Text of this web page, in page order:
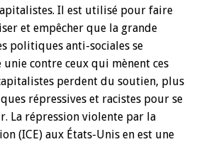
Il est utilisé pour faire
et empêcher que la grande
politiques anti-sociales se
contre ceux qui mènent ces
perdent du soutien, plus
répressives et racistes pour se
La répression violente par la
(ICE) aux États-Unis en est une